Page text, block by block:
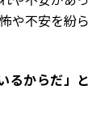
や不安を紛ら
るからだ」と